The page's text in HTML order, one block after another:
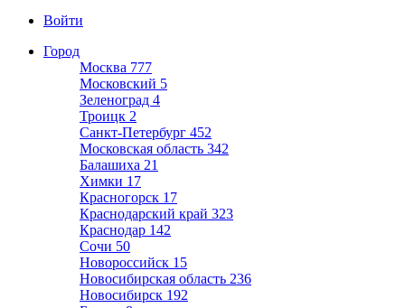
Войти
Город
Москва 777
Московский 5
Зеленоград 4
Троицк 2
Санкт-Петербург 452
Московская область 342
Балашиха 21
Химки 17
Красногорск 17
Краснодарский край 323
Краснодар 142
Сочи 50
Новороссийск 15
Новосибирская область 236
Новосибирск 192